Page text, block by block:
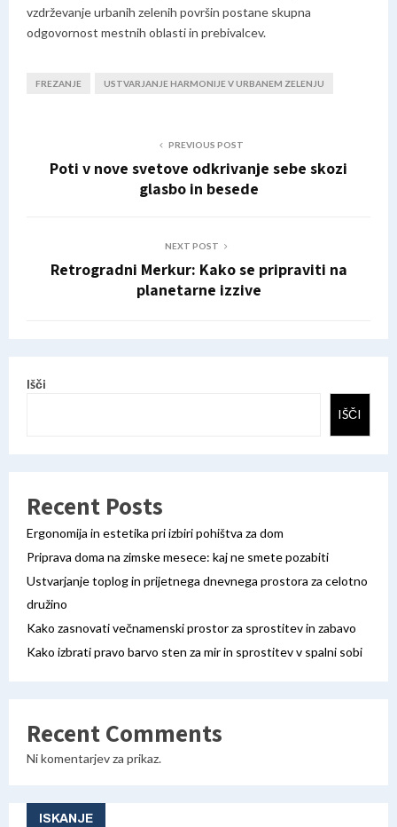
vzdrževanje urbanih zelenih površin postane skupna
odgovornost mestnih oblasti in prebivalcev.
FREZANJE USTVARJANJE HARMONIJE V URBANEM ZELENJU
PREVIOUS POST
Poti v nove svetove odkrivanje sebe skozi
glasbo in besede
NEXT POST
Retrogradni Merkur: Kako se pripraviti na
planetarne izzive
Išči
IŠČI
Recent Posts
Ergonomija in estetika pri izbiri pohištva za dom
Priprava doma na zimske mesece: kaj ne smete pozabiti
Ustvarjanje toplog in prijetnega dnevnega prostora za celotno
družino
Kako zasnovati večnamenski prostor za sprostitev in zabavo
Kako izbrati pravo barvo sten za mir in sprostitev v spalni sobi
Recent Comments
Ni komentarjev za prikaz.
ISKANJE